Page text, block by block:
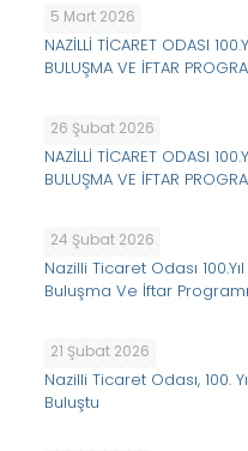
5 Mart 2026
NAZİLLİ TİCARET ODASI
BULUŞMA VE İFTAR
26 Şubat 2026
NAZİLLİ TİCARET ODASI
BULUŞMA VE İFTAR
24 Şubat 2026
Nazilli Ticaret Odası
Buluşma Ve İftar
21 Şubat 2026
Nazilli Ticaret Odası, 100.
Buluştu